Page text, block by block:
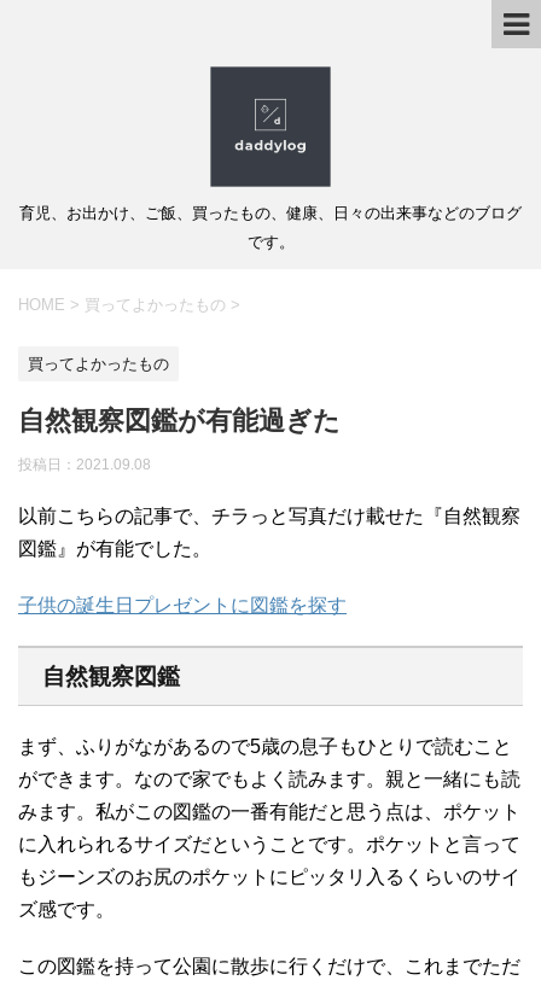
育児、お出かけ、ご飯、買ったもの、健康、日々の出来事などのブログ
です。
HOME > 買ってよかったもの >
買ってよかったもの
自然観察図鑑が有能過ぎた
投稿日： 2021.09.08
以前こちらの記事で、チラっと写真だけ載せた『自然観察
図鑑』が有能でした。
子供の誕生日プレゼントに図鑑を探す
自然観察図鑑
まず、ふりがながあるので5歳の息子もひとりで読むこと
ができます。なので家でもよく読みます。親と一緒にも読
みます。私がこの図鑑の一番有能だと思う点は、ポケット
に入れられるサイズだということです。ポケットと言って
もジーンズのお尻のポケットにピッタリ入るくらいのサイ
ズ感です。
この図鑑を持って公園に散歩に行くだけで、これまでただ